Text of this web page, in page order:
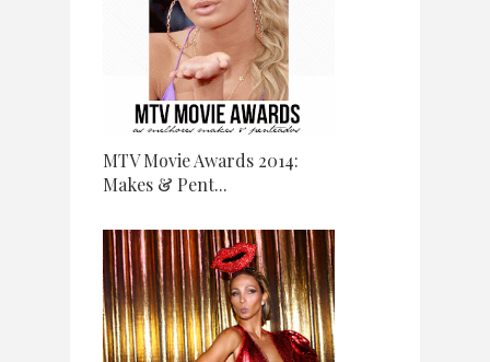
MTV Movie Awards 2014:
Makes & Pent...